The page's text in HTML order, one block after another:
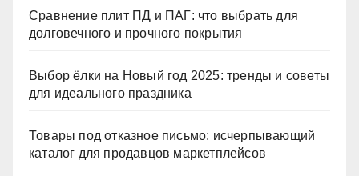
Сравнение плит ПД и ПАГ: что выбрать для
долговечного и прочного покрытия
Выбор ёлки на Новый год 2025: тренды и советы
для идеального праздника
Товары под отказное письмо: исчерпывающий
каталог для продавцов маркетплейсов